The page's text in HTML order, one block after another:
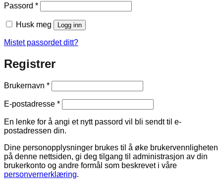
Passord *Påkrevd
Husk meg Logg inn
Mistet passordet ditt?
Registrer
Brukernavn *Påkrevd
E-postadresse *Påkrevd
En lenke for å angi et nytt passord vil bli sendt til e-
postadressen din.
Dine personopplysninger brukes til å øke brukervennligheten
på denne nettsiden, gi deg tilgang til administrasjon av din
brukerkonto og andre formål som beskrevet i våre
personvernerklæring.